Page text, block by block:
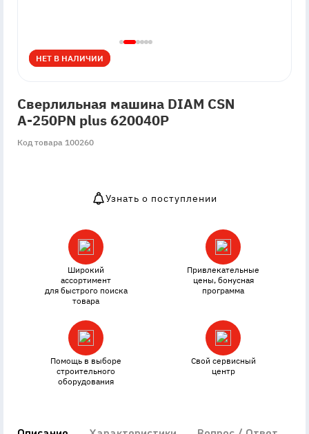
НЕТ В НАЛИЧИИ
НЕТ В НАЛИЧИИ
Сверлильная машина DIAM CSN
А-250PN plus 620040P
Код товара 100260
Узнать о поступлении
Широкий
ассортимент
для быстрого поиска
товара
Привлекательные
цены, бонусная
программа
Помощь в выборе
строительного
оборудования
Свой сервисный
центр